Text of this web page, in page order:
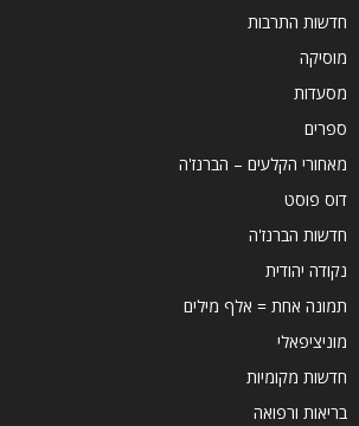
חדשות התרבות
מוסיקה
מסעדות
ספרים
מאחורי הקלעים – הברנז'ה
דוס פוסט
חדשות הברנז'ה
נקודה יהודית
תמונה אחת = אלף מילים
מוניציפאלי
חדשות מקומיות
בריאות ורפואה